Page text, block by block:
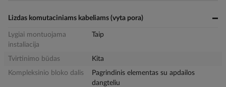
Lizdas komutaciniams kabeliams (vyta pora)
Lygiai montuojama
instaliacija
Taip
Tvirtinimo būdas
Kita
Kompleksinio bloko dalis
Pagrindinis elementas su apdailos
dangteliu